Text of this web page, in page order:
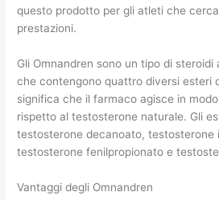
questo prodotto per gli atleti che
prestazioni.
Gli Omnandren sono un tipo di
che contengono quattro diversi esteri
significa che il farmaco agisce in
rispetto al testosterone naturale. Gli
testosterone decanoato, testosterone
testosterone fenilpropionato e
Vantaggi degli Omnandren